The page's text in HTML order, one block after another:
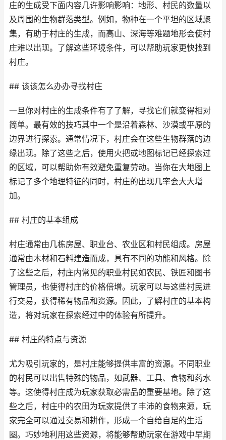
庄的生成受下面内容几许影响影响：地形、村民的数量以
及周围的生物群落类型。例如，物种在一个平坦的区域聚
集，有助于村庄的生成，而高山、深海等难题地形会使村
庄难以出现。了解这些环境条件，可以帮助玩家更快找到
村庄。
## 该该怎么办办寻找村庄
一旦你对村庄的生成条件有了了解，寻找它们就变得相对
简单。最有效的技巧其中一个是沿着森林、沙漠或平原的
边界进行探索。通常情况下，村庄会在这些生物群落的边
缘出现。除了这些之后，使用火把或地图标记已经探索过
的区域，可以帮助你有效避免重复劳动。当你在大地图上
标记了多个地理特征的同时，村庄的出现几率会大大增
加。
## 村庄的基本组成
村庄通常由几栋房屋、职业台、农业区和村民组成。房屋
通常由木材和石料建造而成，具有不同的功能和风格。除
了这些之后，村庄内常见的职业村民如农民、铁匠和图书
管理员，也使得村庄的价格倍增。玩家可以与这些村民进
行交易，获得稀有物品和资源。因此，了解村庄的基本构
造，将对玩家在探索经过中的体验有所提升。
## 村庄的特点与资源
尤为吸引玩家的，是村庄能够提供丰富的资源。不同职业
的村民可以出售特殊的物品，如武器、工具、食物和药水
等。这使得村庄成为玩家获取必需品的重要基地。除了这
些之后，村庄中的农田为玩家提供了丰沛的食物来源，玩
家完全可以通过交易和耕作，形成一个自给自足的生活
圈。巧妙地利用这些资源，将能够帮助玩家在游戏中早期